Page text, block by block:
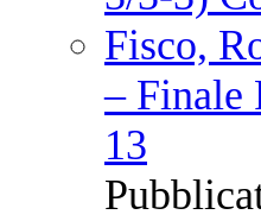
– Finale
13